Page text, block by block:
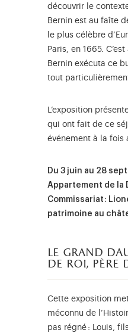
découvrir le
Bernin est au faîte
le plus célèbre
Paris, en 1665.
Bernin exécuta ce
tout
L’exposition
qui ont fait de ce
événement à la
Du 3 juin au 28
Appartement de la
Commissariat :
patrimoine au
le grand
de roi, père
Cette exposition
méconnu de
pas régné : Louis,